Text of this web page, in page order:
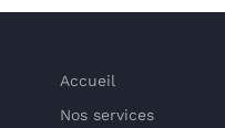
Accueil
Nos services